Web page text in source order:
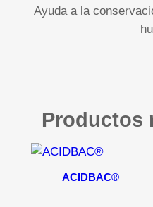
Ayuda a la
Productos
ACIDBAC®